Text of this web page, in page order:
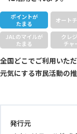
ポイントが
たまる
オート
JALのマイルが
たまる
クレ
チャ
全国どこでご利用いた
元気にする市民活動の
発行元